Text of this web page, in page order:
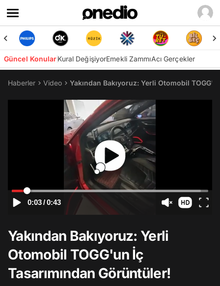
Güncel KonularKural DeğişiyorEmekli ZammıAcı Gerçekler
Haberler Video Yakından Bakıyoruz: Yerli Otomobil
0:03/0:43
Yakından Bakıyoruz: Yerli
Otomobil TOGG'un İç
Tasarımından Görüntüler!